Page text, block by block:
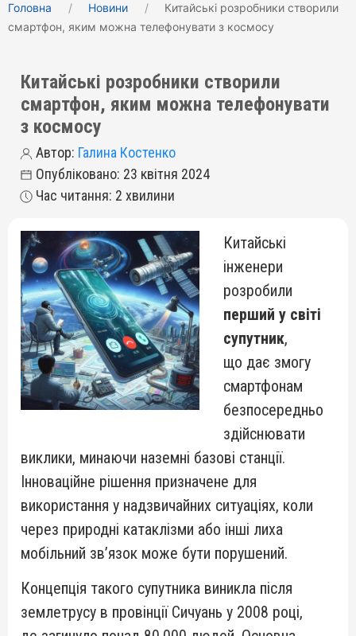
Головна Новини
Китайські розробники створили
смартфон, яким можна телефонувати з космосу
Китайські розробники створили
смартфон, яким можна телефонувати
з космосу
Автор: Галина Костенко
Опубліковано: 23 квітня 2024
Час читання: 2 хвилини
Китайські
інженери
розробили
перший у світі
супутник,
що дає змогу
смартфонам
безпосередньо
здійснювати
виклики, минаючи наземні базові станції.
Інноваційне рішення призначене для
використання у надзвичайних ситуаціях, коли
через природні катаклізми або інші лиха
мобільний зв’язок може бути порушений.
Концепція такого супутника виникла після
землетрусу в провінції Сичуань у 2008 році,